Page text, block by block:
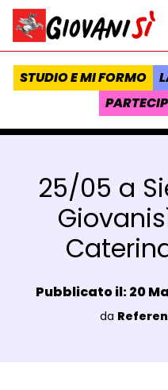
Vai al contenuto
Homepage Giovanisì -
STUDIO E MI FORMO
25/05 a
Data e ora:
Pubblicato il: 20
Luogo:
da